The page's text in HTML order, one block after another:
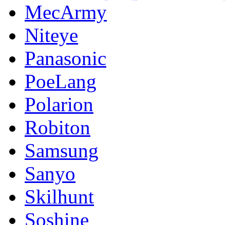
MecArmy
Niteye
Panasonic
PoeLang
Polarion
Robiton
Samsung
Sanyo
Skilhunt
Soshine